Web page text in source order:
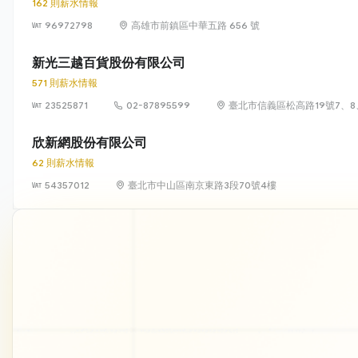
162 則薪水情報
96972798
高雄市前鎮區中華五路 656 號
新光三越百貨股份有限公司
571 則薪水情報
23525871
02-87895599 臺北市信義區松高路19號7、
欣新網股份有限公司
62 則薪水情報
54357012
臺北市中山區南京東路3段70號4樓